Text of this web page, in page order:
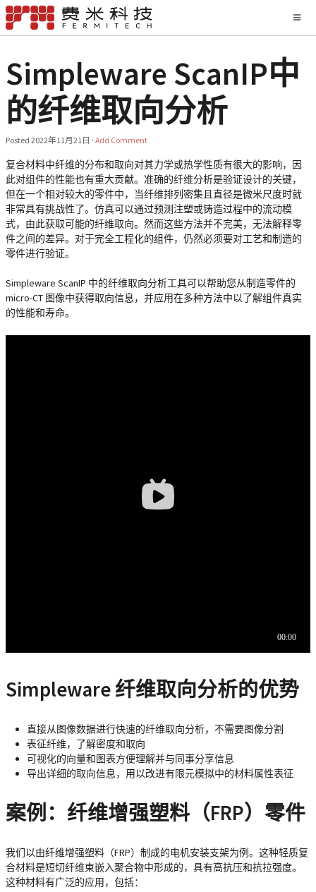
Simpleware ScanIP中
的纤维取向分析
Posted 2022年11月21日 · Add Comment
复合材料中纤维的分布和取向对其力学或热学性质有很大的影响，因
此对组件的性能也有重大贡献。准确的纤维分析是验证设计的关键，
但在一个相对较大的零件中，当纤维排列密集且直径是微米尺度时就
非常具有挑战性了。仿真可以通过预测注塑或铸造过程中的流动模
式，由此获取可能的纤维取向。然而这些方法并不完美，无法解释零
件之间的差异。对于完全工程化的组件，仍然必须要对工艺和制造的
零件进行验证。
Simpleware ScanIP 中的纤维取向分析工具可以帮助您从制造零件的
micro-CT 图像中获得取向信息，并应用在多种方法中以了解组件真实
的性能和寿命。
Simpleware 纤维取向分析的优势
直接从图像数据进行快速的纤维取向分析，不需要图像分割
表征纤维，了解密度和取向
可视化的向量和图表方便理解并与同事分享信息
导出详细的取向信息，用以改进有限元模拟中的材料属性表征
案例：纤维增强塑料（FRP）零件
我们以由纤维增强塑料（FRP）制成的电机安装支架为例。这种轻质复
合材料是短切纤维束嵌入聚合物中形成的，具有高抗压和抗拉强度。
这种材料有广泛的应用，包括：